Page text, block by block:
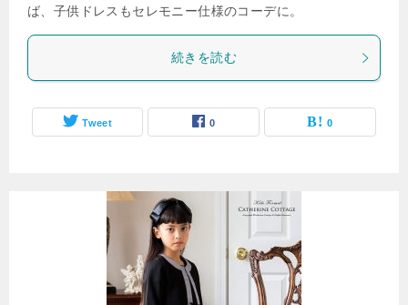
ば、子供ドレスもセレモニー仕様のコーデに。
続きを読む
Tweet 0 0